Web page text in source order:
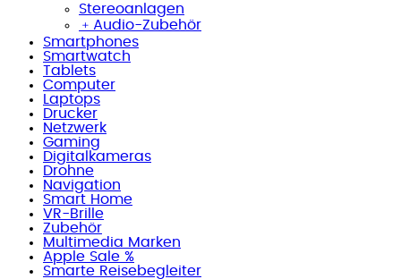
Stereoanlagen
﹢ Audio-Zubehör
Smartphones
Smartwatch
Tablets
Computer
Laptops
Drucker
Netzwerk
Gaming
Digitalkameras
Drohne
Navigation
Smart Home
VR-Brille
Zubehör
Multimedia Marken
Apple Sale %
Smarte Reisebegleiter